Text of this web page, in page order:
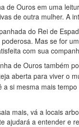
de Ouros em uma
de outra mulher. A
do Rei de
Mas se for
com sua
de Ouros também
aberta para viver o
a si mesma mais
mais, vá a locais
ajudará a entender e